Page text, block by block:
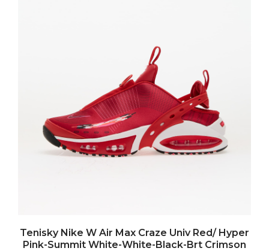
Tenisky Nike W Air Max Craze Univ Red/ Hyper
Pink-Summit White-White-Black-Brt Crimson